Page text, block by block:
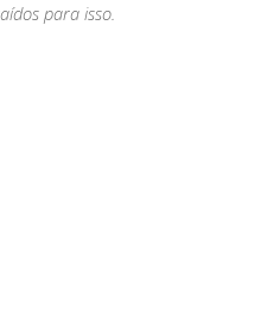
para isso.